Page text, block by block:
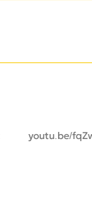
youtu.be/